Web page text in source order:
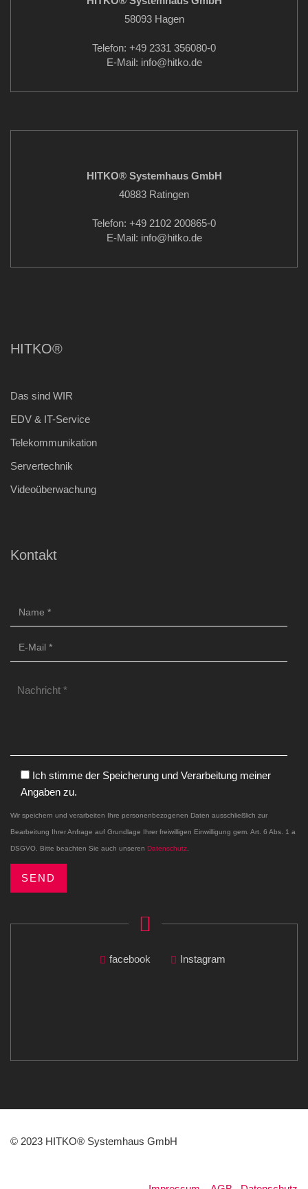
58093 Hagen
Telefon: +49 2331 356080-0
E-Mail: info@hitko.de
HITKO® Systemhaus GmbH
40883 Ratingen
Telefon: +49 2102 200865-0
E-Mail: info@hitko.de
HITKO®
Das sind WIR
EDV & IT-Service
Telekommunikation
Servertechnik
Videoüberwachung
Kontakt
Ich stimme der Speicherung und Verarbeitung meiner
Angaben zu.
Wir speichern und verarbeiten Ihre personenbezogenen Daten ausschließlich zur
Bearbeitung Ihrer Anfrage auf Grundlage Ihrer freiwilligen Einwilligung gem. Art. 6 Abs. 1 a
DSGVO. Bitte beachten Sie auch unseren Datenschutz.
facebook Instagram
© 2023 HITKO® Systemhaus GmbH